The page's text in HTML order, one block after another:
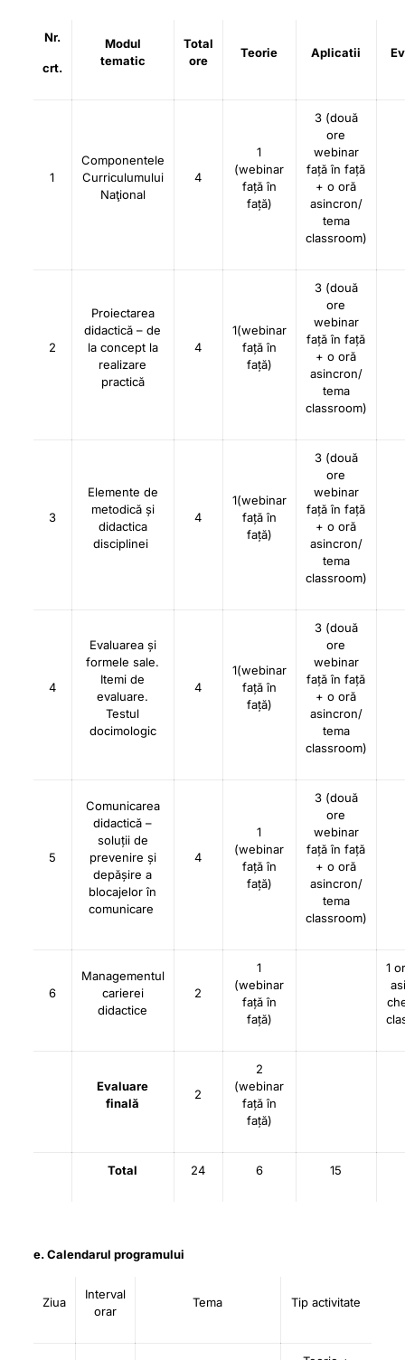
Nr.
crt.
Modul
tematic
Total
ore
Teorie Aplicatii
1
Componentele
Curriculumului
Naţional
4
1
(webinar
față în
față)
3 (două
ore
webinar
față în față
+ o oră
asincron/
tema
classroom)
2
Proiectarea
didactică – de
la concept la
realizare
practică
4
1(webinar
față în
față)
3 (două
ore
webinar
față în față
+ o oră
asincron/
tema
classroom)
3
Elemente de
metodică și
didactica
disciplinei
4
1(webinar
față în
față)
3 (două
ore
webinar
față în față
+ o oră
asincron/
tema
classroom)
4
Evaluarea și
formele sale.
Itemi de
evaluare.
Testul
docimologic
4
1(webinar
față în
față)
3 (două
ore
webinar
față în față
+ o oră
asincron/
tema
classroom)
5
Comunicarea
didactică –
soluții de
prevenire și
depășire a
blocajelor în
comunicare
4
1
(webinar
față în
față)
3 (două
ore
webinar
față în față
+ o oră
asincron/
tema
classroom)
6
Managementul
carierei
didactice
2
1
(webinar
față în
față)
1
Evaluare
finală
2
2
(webinar
față în
față)
Total 24 6 15
e. Calendarul programului
Ziua
Interval
orar
Tema Tip activitate